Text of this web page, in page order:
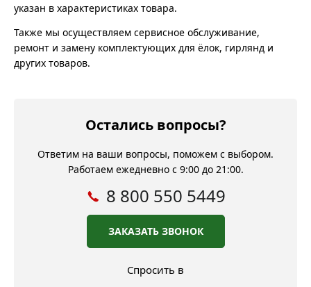
указан в характеристиках товара.
Также мы осуществляем сервисное обслуживание,
ремонт и замену комплектующих для ёлок, гирлянд и
других товаров.
Остались вопросы?
Ответим на ваши вопросы, поможем с выбором.
Работаем ежедневно с 9:00 до 21:00.
8 800 550 5449
ЗАКАЗАТЬ ЗВОНОК
Спросить в